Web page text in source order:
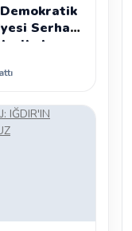
Demokratik
Serhat